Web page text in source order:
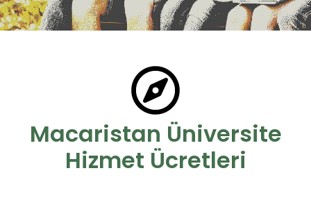
Macaristan Üniversite
Hizmet Ücretleri